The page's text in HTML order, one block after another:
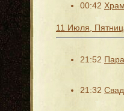
00:42
11 Июля,
21:52
21:32